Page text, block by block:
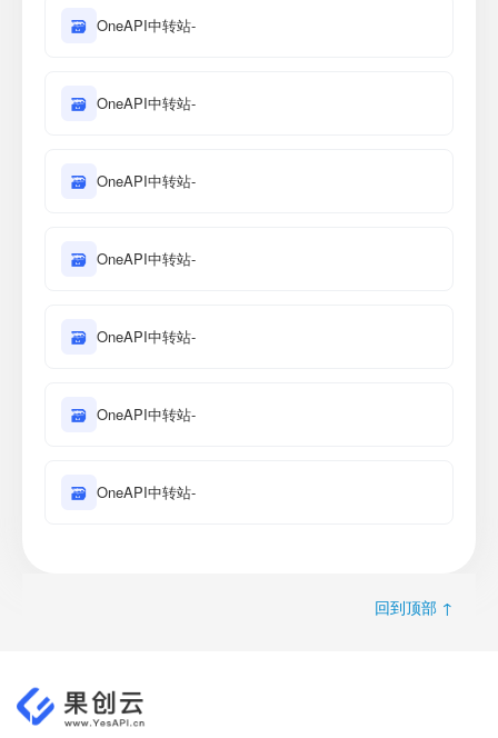
🗃 OneAPI中转站-
🗃 OneAPI中转站-
🗃 OneAPI中转站-
🗃 OneAPI中转站-
🗃 OneAPI中转站-
🗃 OneAPI中转站-
🗃 OneAPI中转站-
回到顶部 ↑